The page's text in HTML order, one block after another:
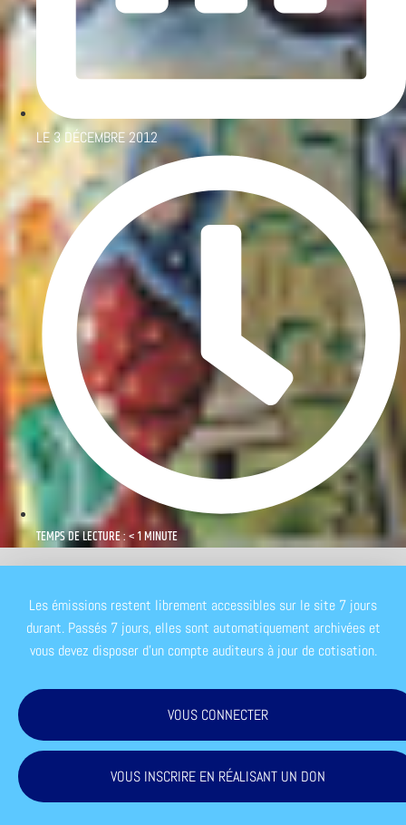
LE3 DÉCEMBRE 2012
TEMPS DE LECTURE : < 1 MINUTE
Les émissions restent librement accessibles sur le site 7 jours
durant. Passés 7 jours, elles sont automatiquement archivées et
vous devez disposer d'un compte auditeurs à jour de cotisation.
VOUS CONNECTER
VOUS INSCRIRE EN RÉALISANT UN DON